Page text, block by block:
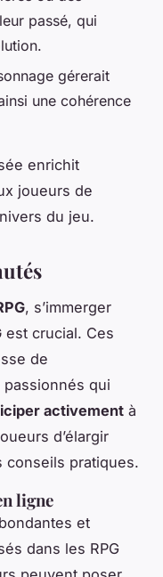
passé, qui
gérerait
une cohérence
enrichit
joueurs de
du jeu.
, s’immerger
est crucial. Ces
de
qui
activement à
d’élargir
conseils pratiques.
ligne
et
dans les RPG